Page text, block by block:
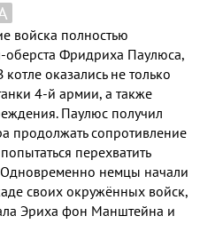
войска полностью
-оберста Фридриха Паулюса,
котле оказались не только
4-й армии, а также
. Паулюс получил
продолжать сопротивление
перехватить
Одновременно немцы начали
своих окружённых войск,
Эриха фон Манштейна и